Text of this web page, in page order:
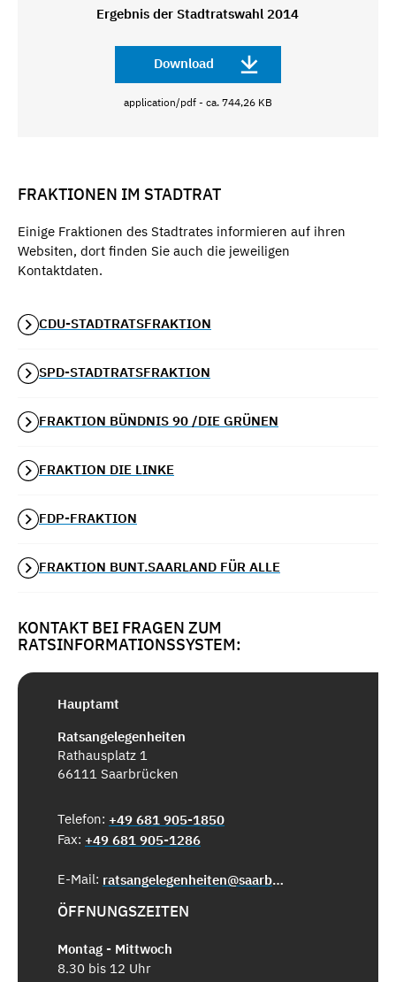
Ergebnis der Stadtratswahl 2014
Download
application/pdf - ca. 744,26 KB
FRAKTIONEN IM STADTRAT
Einige Fraktionen des Stadtrates informieren auf ihren
Websiten, dort finden Sie auch die jeweiligen
Kontaktdaten.
CDU-STADTRATSFRAKTION
SPD-STADTRATSFRAKTION
FRAKTION BÜNDNIS 90 /DIE GRÜNEN
FRAKTION DIE LINKE
FDP-FRAKTION
FRAKTION BUNT.SAARLAND FÜR ALLE
KONTAKT BEI FRAGEN ZUM
RATSINFORMATIONSSYSTEM:
Hauptamt
Ratsangelegenheiten
Rathausplatz 1
66111 Saarbrücken
Telefon: +49 681 905-1850
Fax: +49 681 905-1286
E-Mail: ratsangelegenheiten@saarbruecken.de
ÖFFNUNGSZEITEN
Montag - Mittwoch
8.30 bis 12 Uhr